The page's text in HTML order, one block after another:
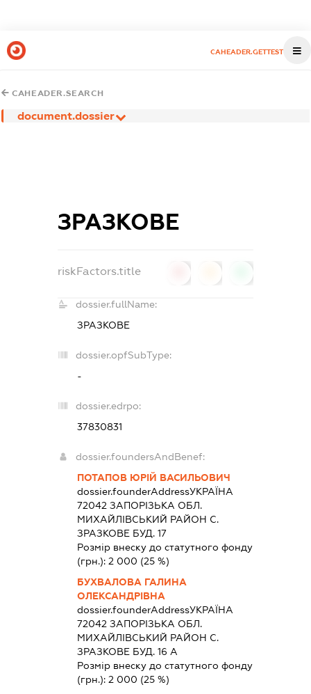
CAHEADER.GETTEST
CAHEADER.SEARCH
document.dossier
ЗРАЗКОВЕ
riskFactors.title
dossier.fullName:
ЗРАЗКОВЕ
dossier.opfSubType:
-
dossier.edrpo:
37830831
dossier.foundersAndBenef:
ПОТАПОВ ЮРІЙ ВАСИЛЬОВИЧ
dossier.founderAddressУКРАЇНА
72042 ЗАПОРIЗЬКА ОБЛ.
МИХАЙЛIВСЬКИЙ РАЙОН С.
ЗРАЗКОВЕ БУД. 17
Розмір внеску до статутного фонду
(грн.):2 000 (25 %)
БУХВАЛОВА ГАЛИНА
ОЛЕКСАНДРІВНА
dossier.founderAddressУКРАЇНА
72042 ЗАПОРIЗЬКА ОБЛ.
МИХАЙЛIВСЬКИЙ РАЙОН С.
ЗРАЗКОВЕ БУД. 16 А
Розмір внеску до статутного фонду
(грн.):2 000 (25 %)